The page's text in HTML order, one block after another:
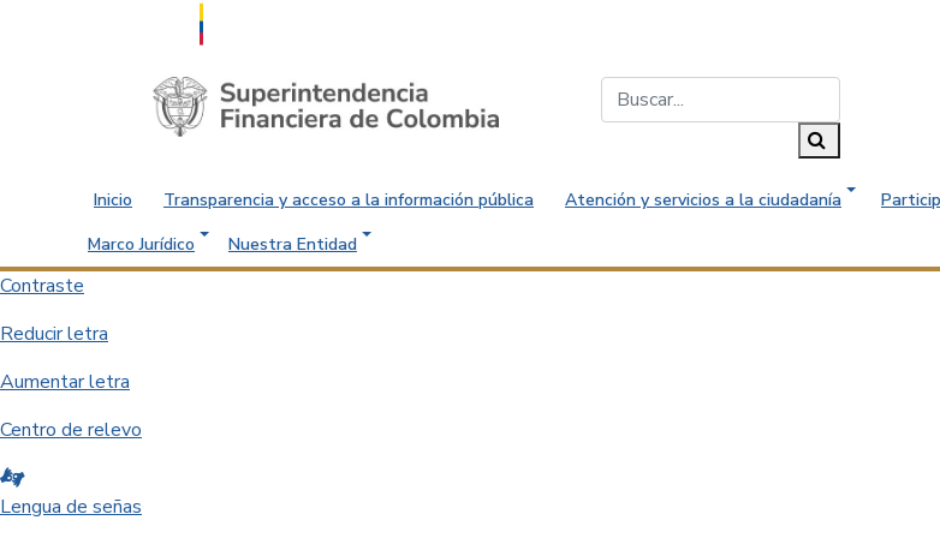
Saltar al contenido principal
Inicio Transparencia y acceso a la información pública Atención y servicios a la ciudadanía
Marco Jurídico
Nuestra Entidad
Contraste
Reducir letra
Aumentar letra
Centro de relevo
Lengua de señas